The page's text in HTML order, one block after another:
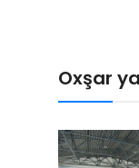
Oxşar